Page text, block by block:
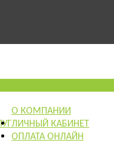
О КОМПАНИИ
ЛИЧНЫЙ КАБИНЕТ
ОПЛАТА ОНЛАЙН